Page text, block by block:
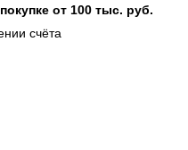
от 100 тыс. руб.
счёта